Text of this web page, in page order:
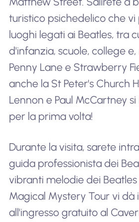
turistico psichedelico che
luoghi legati ai Beatles, tra
d'infanzia, scuole, college
Penny Lane e Strawberry
anche la St Peter's Church
Lennon e Paul McCartney
per la prima volta!
Durante la visita, sarete
guida professionista dei
vibranti melodie dei
Magical Mystery Tour vi dà
all'ingresso gratuito al